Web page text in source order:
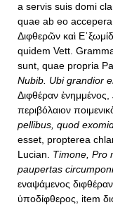
a servis suis domi
quae ab eo
Διφθερῶν καὶ
quidem Vett.
sunt, quae propria
Nubib. Ubi grandior
Διφθέραν ἐνημμένος,
περιβόλαιον
pellibus, quod
esset, propterea
Lucian. Timone, Pro
paupertas
εναψάμενος
ὑποδίφθερος, item